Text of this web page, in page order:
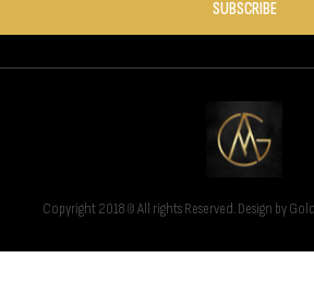
SUBSCRIBE
Copyright 2018 © All rights Reserved. Design by